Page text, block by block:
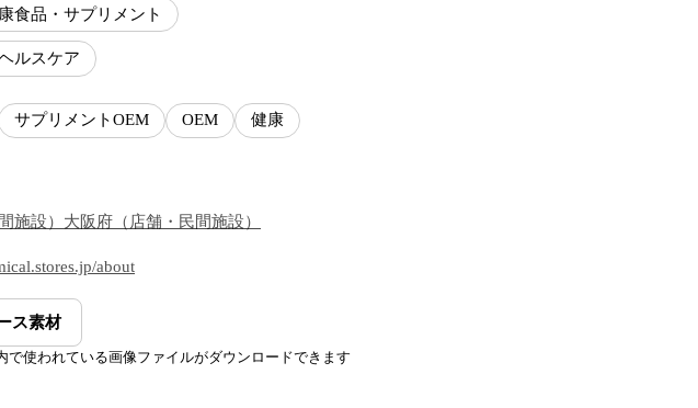
食品・サプリメント
ルスケア
サプリメントOEM OEM 健康
施設） 大阪府 （ 店舗・民間施設）
about
ス素材
で使われている画像ファイルがダウンロードできます